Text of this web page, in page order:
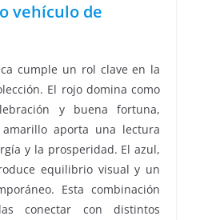
vehículo de
cumple un rol clave en la
El rojo domina como
y buena fortuna,
aporta una lectura
y la prosperidad. El azul,
equilibrio visual y un
Esta combinación
conectar con distintos